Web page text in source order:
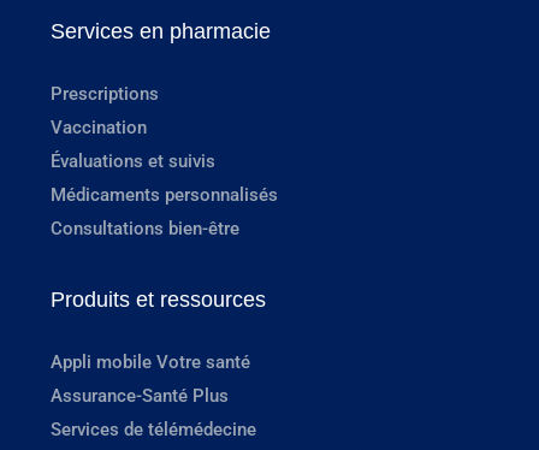
Services en pharmacie
Prescriptions
Vaccination
Évaluations et suivis
Médicaments personnalisés
Consultations bien-être
Produits et ressources
Appli mobile Votre santé
Assurance-Santé Plus
Services de télémédecine